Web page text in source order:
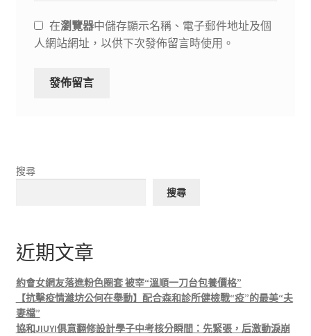
在瀏覽器中儲存顯示名稱、電子郵件地址及個
人網站網址，以供下次發佈留言時使用。
搜尋
搜尋
近期文章
約會女網友落進粉色圈套 被宰“溫順一刀台包養價格”
【抗擊疫情濰坊公何在舉動】配合森和診所健檢戰“疫”的最美“夫
妻檔”
協和JIUYI俱意翻修設計學子中考核分瞬間：先緊張，后激動淚崩